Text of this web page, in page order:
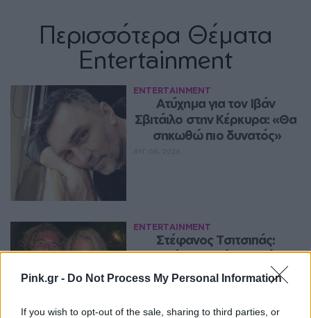
Pink.gr - Do Not Process My Personal Information
If you wish to opt-out of the sale, sharing to third parties, or
Περισσότερα Θέματα
Entertainment
ENTERTAINMENT
Ατύχημα για τον Ιβάν
Σβιτάιλο στην Κέρκυρα: «Θα
σηκωθώ πιο δυνατός»
ENTERTAINMENT
Στέφανος Τσιτσιπάς:
Αγκαλιά με τη σύντροφό του
στην Ελβετία και κοινή
βραδινή έξοδος για δείπνο